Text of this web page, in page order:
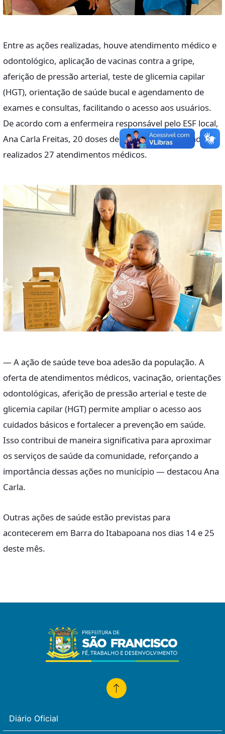
Entre as ações realizadas, houve atendimento médico e
odontológico, aplicação de vacinas contra a gripe,
aferição de pressão arterial, teste de glicemia capilar
(HGT), orientação de saúde bucal e agendamento de
exames e consultas, facilitando o acesso aos usuários.
De acordo com a enfermeira responsável pelo ESF local,
Ana Carla Freitas, 20 doses de vacina foram aplicadas e
realizados 27 atendimentos médicos.
— A ação de saúde teve boa adesão da população. A
oferta de atendimentos médicos, vacinação, orientações
odontológicas, aferição de pressão arterial e teste de
glicemia capilar (HGT) permite ampliar o acesso aos
cuidados básicos e fortalecer a prevenção em saúde.
Isso contribui de maneira significativa para aproximar
os serviços de saúde da comunidade, reforçando a
importância dessas ações no município — destacou Ana
Carla.
Outras ações de saúde estão previstas para
acontecerem em Barra do Itabapoana nos dias 14 e 25
deste mês.
Diário Oficial